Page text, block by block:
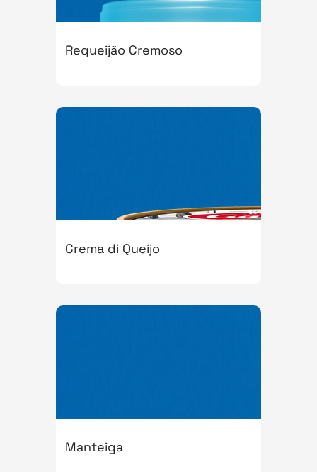
Requeijão Cremoso
Crema di Queijo
Manteiga